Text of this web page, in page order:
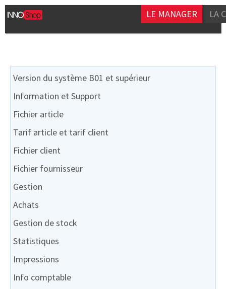
LE MANAGER LA
Version du système B01 et supérieur
Information et Support
Fichier article
Tarif article et tarif client
Fichier client
Fichier fournisseur
Gestion
Achats
Gestion de stock
Statistiques
Impressions
Info comptable